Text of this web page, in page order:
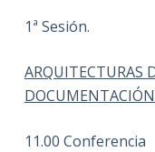
1ª Sesión.
ARQUITECTURAS
DOCUMENTACIÓN
11.00 Conferencia